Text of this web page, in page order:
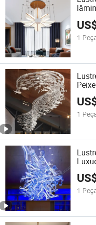
1
1
1